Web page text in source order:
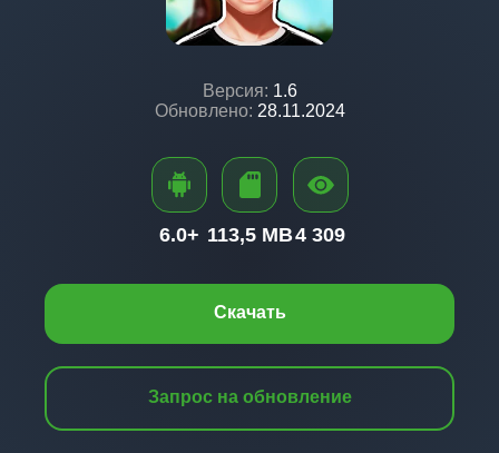
Версия: 1.6
Обновлено: 28.11.2024
Скачать
Запрос на обновление
6.0+ 113,5 MB4 309